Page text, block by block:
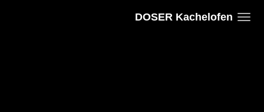
DOSER Kachelofen